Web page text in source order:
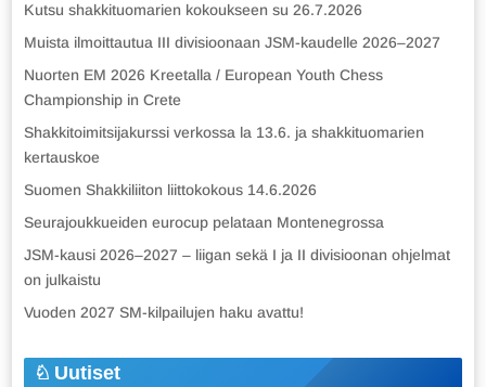
Kutsu shakkituomarien kokoukseen su 26.7.2026
Muista ilmoittautua III divisioonaan JSM-kaudelle 2026–2027
Nuorten EM 2026 Kreetalla / European Youth Chess
Championship in Crete
Shakkitoimitsijakurssi verkossa la 13.6. ja shakkituomarien
kertauskoe
Suomen Shakkiliiton liittokokous 14.6.2026
Seurajoukkueiden eurocup pelataan Montenegrossa
JSM-kausi 2026–2027 – liigan sekä I ja II divisioonan ohjelmat
on julkaistu
Vuoden 2027 SM-kilpailujen haku avattu!
Uutiset